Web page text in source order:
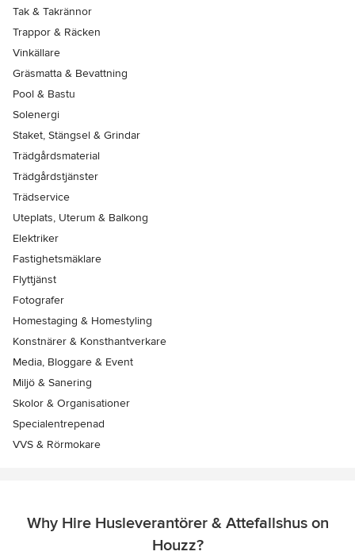
Tak & Takrännor
Trappor & Räcken
Vinkällare
Gräsmatta & Bevattning
Pool & Bastu
Solenergi
Staket, Stängsel & Grindar
Trädgårdsmaterial
Trädgårdstjänster
Trädservice
Uteplats, Uterum & Balkong
Elektriker
Fastighetsmäklare
Flyttjänst
Fotografer
Homestaging & Homestyling
Konstnärer & Konsthantverkare
Media, Bloggare & Event
Miljö & Sanering
Skolor & Organisationer
Specialentrepenad
VVS & Rörmokare
Why Hire Husleverantörer & Attefallshus on
Houzz?